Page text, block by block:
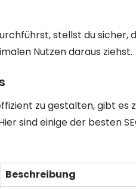
stellst du sicher,
Nutzen daraus ziehst.
zu gestalten, gibt
sind einige der besten
Beschreibung